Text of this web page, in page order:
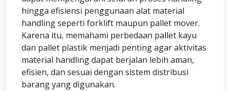
hingga efisiensi penggunaan alat material
handling seperti forklift maupun pallet mover.
Karena itu, memahami perbedaan pallet kayu
dan pallet plastik menjadi penting agar aktivitas
material handling dapat berjalan lebih aman,
efisien, dan sesuai dengan sistem distribusi
barang yang digunakan.